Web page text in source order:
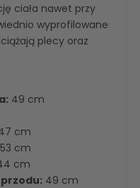
ciała nawet przy
wyprofilowane
plecy oraz
49 cm
cm
53 cm
cm
49 cm